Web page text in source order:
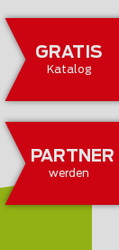
GRATIS
Katalog
PARTNER
werden